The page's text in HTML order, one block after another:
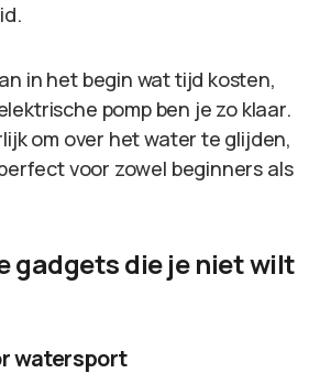
in het begin wat tijd kosten,
pomp ben je zo klaar.
om over het water te glijden,
voor zowel beginners als
gadgets die je niet wilt
watersport